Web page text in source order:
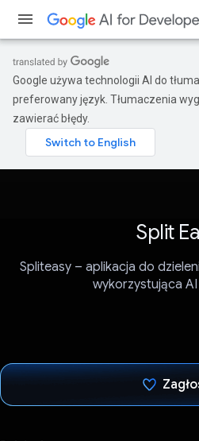
Google używa technologii AI do
preferowany język. Tłumaczenia
zawierać błędy.
Split
Spliteasy – aplikacja do
wykorzystująca